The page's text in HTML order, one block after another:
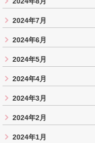
2024年7月
2024年6月
2024年5月
2024年4月
2024年3月
2024年2月
2024年1月